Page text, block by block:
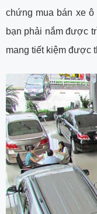
chứng mua bán xe ô
bạn phải nắm được
mang tiết kiệm được